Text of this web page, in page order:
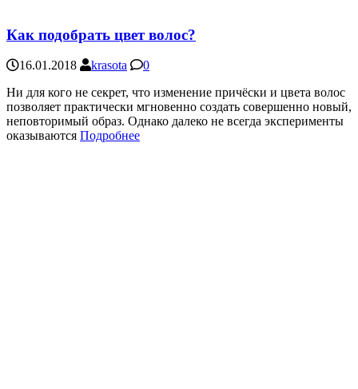
Как подобрать цвет волос?
16.01.2018 krasota
0
Ни для кого не секрет, что изменение причёски и цвета волос
позволяет практически мгновенно создать совершенно новый,
неповторимый образ. Однако далеко не всегда эксперименты
оказываются Подробнее